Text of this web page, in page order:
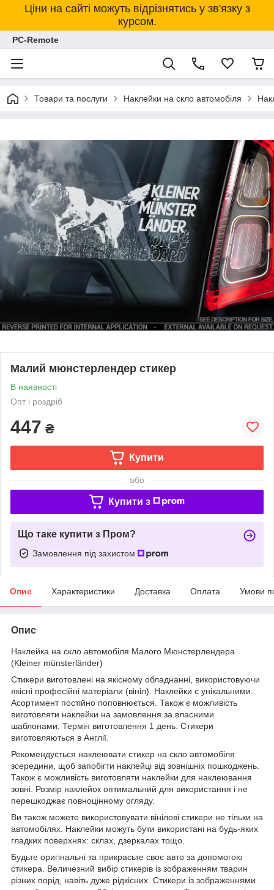
Ціни на сайті можуть відрізнятись у зв'язку з
курсом.
PC-Remote
Товари та послуги Наклейки на скло автомобіля
Малий мюнстерлендер стикер
В наявності
Опт і роздріб
447 ₴
Купити
або
Купити з
Що таке купити з Пром?
Замовлення під захистом
Опис Характеристики Доставка Оплата Умови
Опис
Наклейка на скло автомобіля Малого Мюнстерлендера
(Kleiner münsterländer)
Стикери виготовлені на якісному обладнанні, використовуючи
якісні професійні матеріали (вініл). Наклейки є унікальними.
Асортимент постійно поповнюється. Також є можливість
виготовляти наклейки на замовлення за власними
шаблонами. Термін виготовлення 1 день. Стикери
виготовляються в Англії.
Рекомендується наклеювати стикер на скло автомобіля
зсередини, щоб запобігти наклейці від зовнішніх пошкоджень.
Також є можливість виготовляти наклейки для наклеювання
зовні. Розмір наклейок оптимальний для використання і не
перешкоджає повноцінному огляду.
Ви також можете використовувати вінілові стикери не тільки на
автомобілях. Наклейки можуть бути використані на будь-яких
гладких поверхнях: склах, дзеркалах тощо.
Будьте оригінальні та прикрасьте своє авто за допомогою
стикера. Величезний вибір стикерів із зображенням тварин
різних порід, навіть дуже рідкісних. Стикери із зображеннями